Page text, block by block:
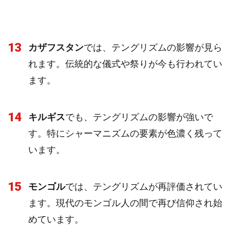
13 カザフスタンでは、テングリズムの影響が見ら
れます。伝統的な儀式や祭りが今も行われてい
ます。
14 キルギスでも、テングリズムの影響が強いで
す。特にシャーマニズムの要素が色濃く残って
います。
15 モンゴルでは、テングリズムが再評価されてい
ます。現代のモンゴル人の間で再び信仰され始
めています。